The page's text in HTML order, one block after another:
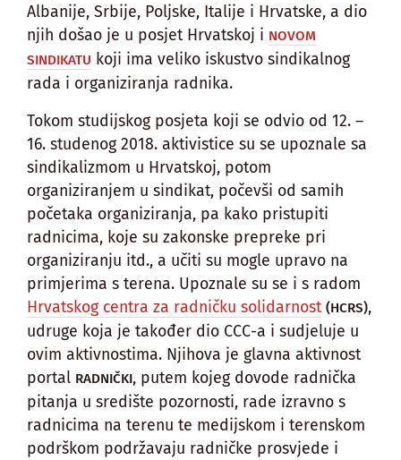
Albanije, Srbije, Poljske, Italije i Hrvatske, a dio
njih došao je u posjet Hrvatskoj i NOVOM
SINDIKATU koji ima veliko iskustvo sindikalnog
rada i organiziranja radnika.
Tokom studijskog posjeta koji se odvio od 12. –
16. studenog 2018. aktivistice su se upoznale sa
sindikalizmom u Hrvatskoj, potom
organiziranjem u sindikat, počevši od samih
početaka organiziranja, pa kako pristupiti
radnicima, koje su zakonske prepreke pri
organiziranju itd., a učiti su mogle upravo na
primjerima s terena. Upoznale su se i s radom
Hrvatskog centra za radničku solidarnost (HCRS),
udruge koja je također dio CCC-a i sudjeluje u
ovim aktivnostima. Njihova je glavna aktivnost
portal RADNIČKI, putem kojeg dovode radnička
pitanja u središte pozornosti, rade izravno s
radnicima na terenu te medijskom i terenskom
podrškom podržavaju radničke prosvjede i